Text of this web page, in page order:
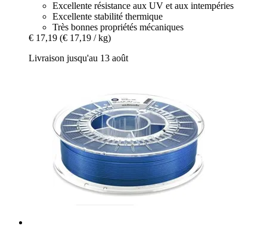
Excellente résistance aux UV et aux intempéries
Excellente stabilité thermique
Très bonnes propriétés mécaniques
€ 17,19 (€ 17,19 / kg)
Livraison jusqu'au 13 août